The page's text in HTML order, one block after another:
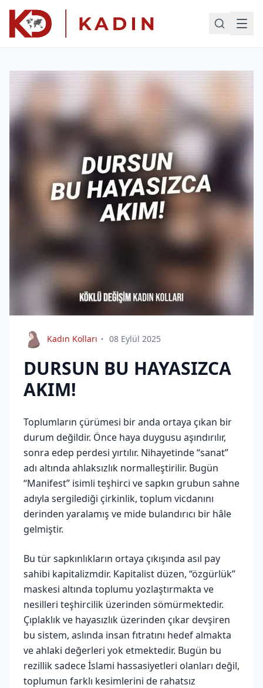
Kadın Kolları 08 Eylül 2025
DURSUN BU HAYASIZCA
AKIM!
Toplumların çürümesi bir anda ortaya çıkan bir
durum değildir. Önce haya duygusu aşındırılır,
sonra edep perdesi yırtılır. Nihayetinde “sanat”
adı altında ahlaksızlık normalleştirilir. Bugün
“Manifest” isimli teşhirci ve sapkın grubun sahne
adıyla sergilediği çirkinlik, toplum vicdanını
derinden yaralamış ve mide bulandırıcı bir hâle
gelmiştir.
Bu tür sapkınlıkların ortaya çıkışında asıl pay
sahibi kapitalizmdir. Kapitalist düzen, “özgürlük”
maskesi altında toplumu yozlaştırmakta ve
nesilleri teşhircilik üzerinden sömürmektedir.
Çıplaklık ve hayasızlık üzerinden çıkar devşiren
bu sistem, aslında insan fıtratını hedef almakta
ve ahlaki değerleri yok etmektedir. Bugün bu
rezillik sadece İslami hassasiyetleri olanları değil,
toplumun farklı kesimlerini de rahatsız